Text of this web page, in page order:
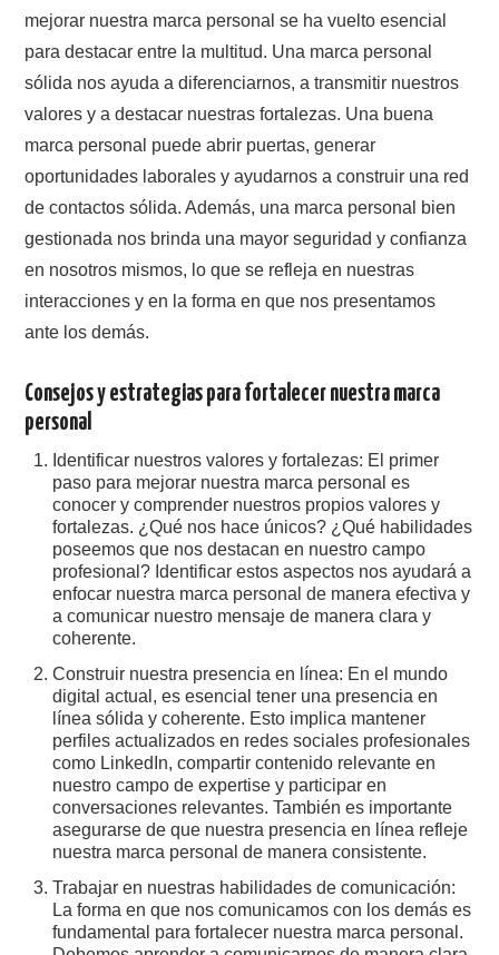
mejorar nuestra marca personal se ha vuelto esencial
para destacar entre la multitud. Una marca personal
sólida nos ayuda a diferenciarnos, a transmitir nuestros
valores y a destacar nuestras fortalezas. Una buena
marca personal puede abrir puertas, generar
oportunidades laborales y ayudarnos a construir una red
de contactos sólida. Además, una marca personal bien
gestionada nos brinda una mayor seguridad y confianza
en nosotros mismos, lo que se refleja en nuestras
interacciones y en la forma en que nos presentamos
ante los demás.
Consejos y estrategias para fortalecer nuestra marca
personal
Identificar nuestros valores y fortalezas: El primer
paso para mejorar nuestra marca personal es
conocer y comprender nuestros propios valores y
fortalezas. ¿Qué nos hace únicos? ¿Qué habilidades
poseemos que nos destacan en nuestro campo
profesional? Identificar estos aspectos nos ayudará a
enfocar nuestra marca personal de manera efectiva y
a comunicar nuestro mensaje de manera clara y
coherente.
Construir nuestra presencia en línea: En el mundo
digital actual, es esencial tener una presencia en
línea sólida y coherente. Esto implica mantener
perfiles actualizados en redes sociales profesionales
como LinkedIn, compartir contenido relevante en
nuestro campo de expertise y participar en
conversaciones relevantes. También es importante
asegurarse de que nuestra presencia en línea refleje
nuestra marca personal de manera consistente.
Trabajar en nuestras habilidades de comunicación:
La forma en que nos comunicamos con los demás es
fundamental para fortalecer nuestra marca personal.